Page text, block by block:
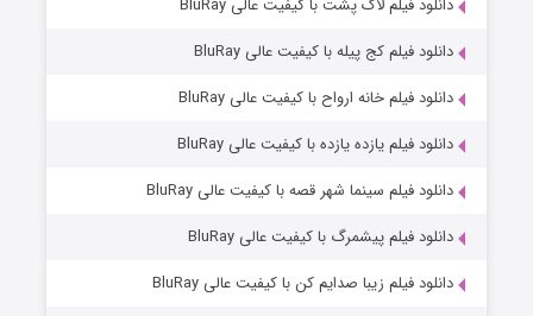
دانلود فیلم لاک پشت با کیفیت عالی BluRay
دانلود فیلم کج‌ پیله با کیفیت عالی BluRay
دانلود فیلم خانه ارواح با کیفیت عالی BluRay
دانلود فیلم یازده یازده با کیفیت عالی BluRay
دانلود فیلم سینما شهر قصه با کیفیت عالی BluRay
دانلود فیلم پیشمرگ با کیفیت عالی BluRay
دانلود فیلم زیبا صدایم کن با کیفیت عالی BluRay